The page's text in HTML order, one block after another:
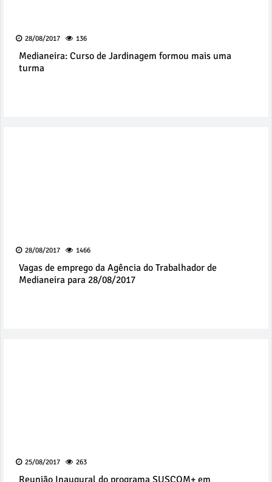
28/08/2017 136
Medianeira: Curso de Jardinagem formou mais uma
turma
28/08/2017 1466
Vagas de emprego da Agência do Trabalhador de
Medianeira para 28/08/2017
25/08/2017 263
Reunião Inaugural do programa SUSCOM+ em